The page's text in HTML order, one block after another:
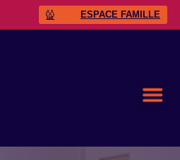
ESPACE FAMILLE